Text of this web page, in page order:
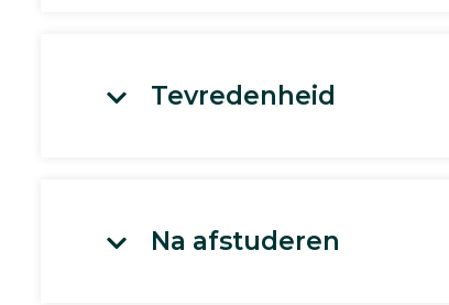
Tevredenheid
Na afstuderen